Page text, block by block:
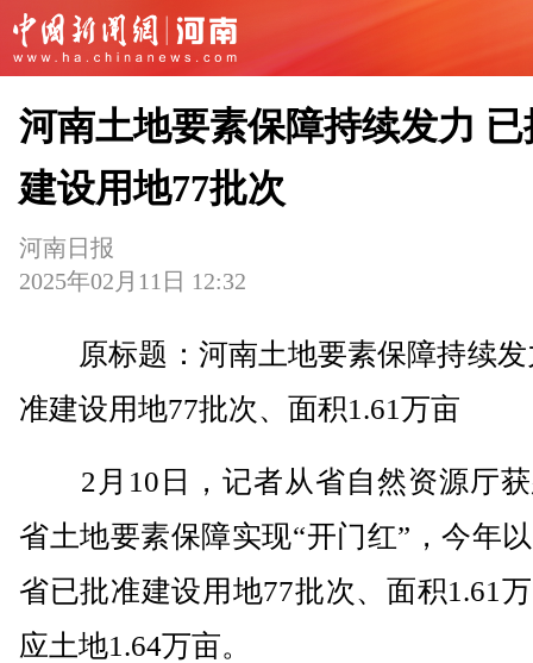
河南土地要素保障持续发力 已
建设用地77批次
河南日报
2025年02月11日 12:32
原标题：河南土地要素保障持续发
准建设用地77批次、面积1.61万亩
2月10日，记者从省自然资源厅获
省土地要素保障实现“开门红”，今年
省已批准建设用地77批次、面积1.61
应土地1.64万亩。